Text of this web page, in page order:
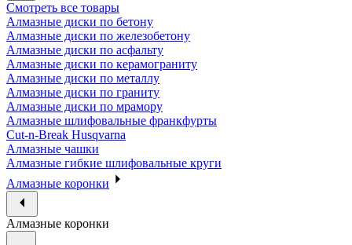
Смотреть все товары
Алмазные диски по бетону
Алмазные диски по железобетону
Алмазные диски по асфальту
Алмазные диски по керамограниту
Алмазные диски по металлу
Алмазные диски по граниту
Алмазные диски по мрамору
Алмазные шлифовальные франкфурты
Cut-n-Break Husqvarna
Алмазные чашки
Алмазные гибкие шлифовальные круги
Алмазные коронки
Алмазные коронки